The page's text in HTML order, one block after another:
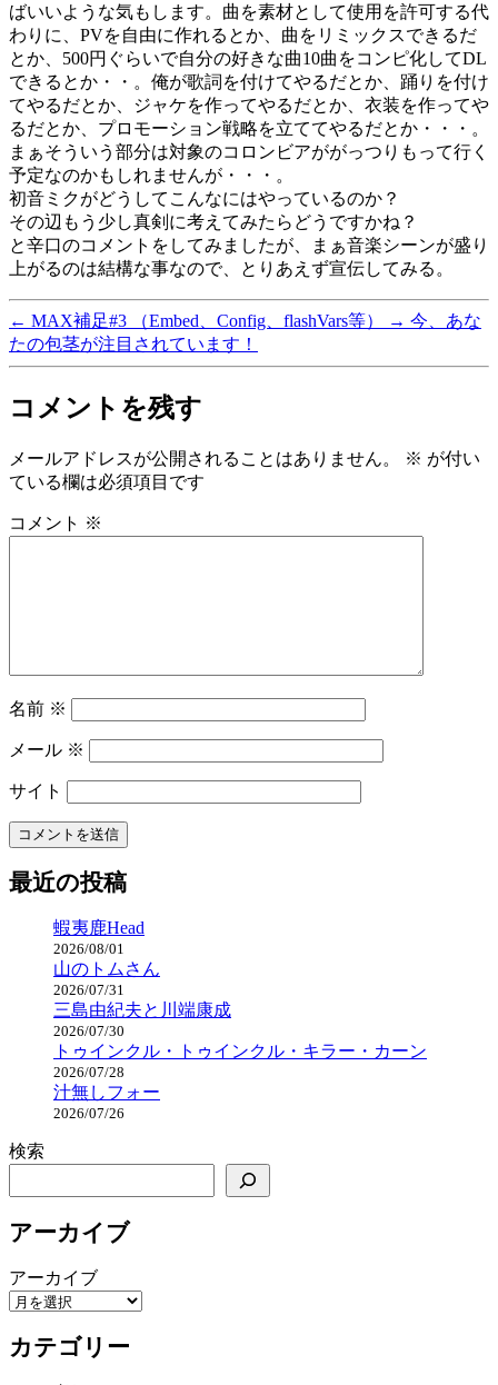
イ
ブ
へ
の
ばいいような気もします。曲を素材として使用を許可する代
わりに、PVを自由に作れるとか、曲をリミックスできるだ
とか、500円ぐらいで自分の好きな曲10曲をコンピ化してDL
できるとか・・。俺が歌詞を付けてやるだとか、踊りを付け
てやるだとか、ジャケを作ってやるだとか、衣装を作ってや
るだとか、プロモーション戦略を立ててやるだとか・・・。
まぁそういう部分は対象のコロンビアががっつりもって行く
予定なのかもしれませんが・・・。
初音ミクがどうしてこんなにはやっているのか？
その辺もう少し真剣に考えてみたらどうですかね？
と辛口のコメントをしてみましたが、まぁ音楽シーンが盛り
上がるのは結構な事なので、とりあえず宣伝してみる。
← MAX補足#3 （Embed、Config、flashVars等） → 今、あな
たの包茎が注目されています！
コメントを残す
メールアドレスが公開されることはありません。 ※ が付い
ている欄は必須項目です
コメント ※
名前 ※
メール ※
サイト
最近の投稿
蝦夷鹿Head
2026/08/01
山のトムさん
2026/07/31
三島由紀夫と川端康成
2026/07/30
トゥインクル・トゥインクル・キラー・カーン
2026/07/28
汁無しフォー
2026/07/26
検索
アーカイブ
アーカイブ
カテゴリー